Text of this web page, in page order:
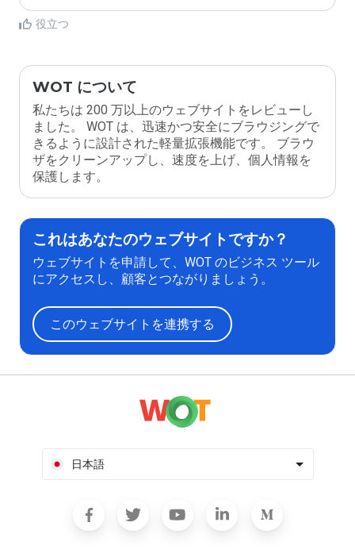
役立つ
WOT について
私たちは 200 万以上のウェブサイトをレビューし
ました。 WOT は、迅速かつ安全にブラウジングで
きるように設計された軽量拡張機能です。 ブラウ
ザをクリーンアップし、速度を上げ、個人情報を
保護します。
これはあなたのウェブサイトですか？
ウェブサイトを申請して、WOT のビジネス ツール
にアクセスし、顧客とつながりましょう。
このウェブサイトを連携する
日本語